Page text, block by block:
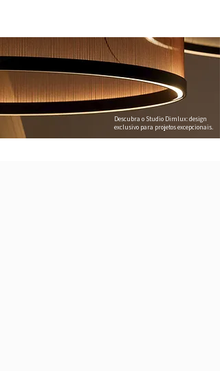
Descubra o Studio Dimlux: design
exclusivo para projetos excepcionais.